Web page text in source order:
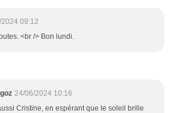
09:12
<br /> Bon lundi.
24/06/2024 10:16
Cristine, en espérant que le soleil brille